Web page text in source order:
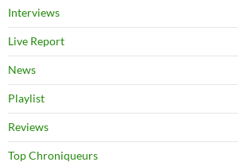
Interviews
Live Report
News
Playlist
Reviews
Top Chroniqueurs